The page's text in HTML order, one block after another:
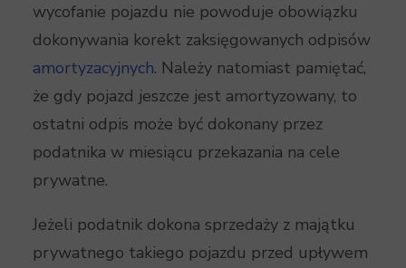
wycofanie pojazdu nie powoduje obowiązku
dokonywania korekt zaksięgowanych odpisów
amortyzacyjnych. Należy natomiast pamiętać,
że gdy pojazd jeszcze jest amortyzowany, to
ostatni odpis może być dokonany przez
podatnika w miesiącu przekazania na cele
prywatne.
Jeżeli podatnik dokona sprzedaży z majątku
prywatnego takiego pojazdu przed upływem